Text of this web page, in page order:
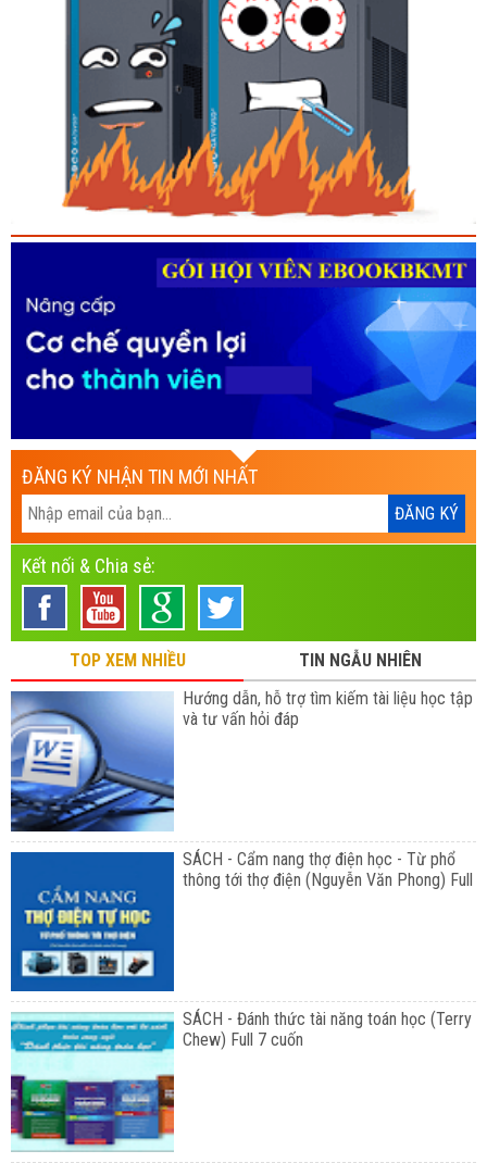
ĐĂNG KÝ NHẬN TIN MỚI NHẤT
Kết nối & Chia sẻ:
TOP XEM NHIỀU
TIN NGẪU NHIÊN
Hướng dẫn, hỗ trợ tìm kiếm tài liệu học tập
và tư vấn hỏi đáp
SÁCH - Cẩm nang thợ điện học - Từ phổ
thông tới thợ điện (Nguyễn Văn Phong) Full
SÁCH - Đánh thức tài năng toán học (Terry
Chew) Full 7 cuốn